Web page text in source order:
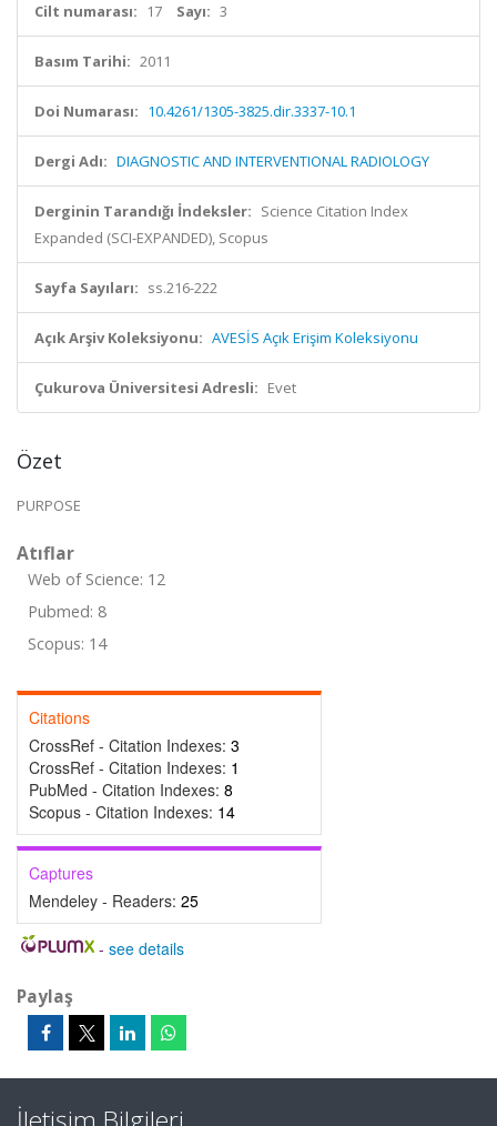
Cilt numarası: 17 Sayı: 3
Basım Tarihi: 2011
Doi Numarası: 10.4261/1305-3825.dir.3337-10.1
Dergi Adı: DIAGNOSTIC AND INTERVENTIONAL RADIOLOGY
Derginin Tarandığı İndeksler: Science Citation Index
Expanded (SCI-EXPANDED), Scopus
Sayfa Sayıları: ss.216-222
Açık Arşiv Koleksiyonu: AVESİS Açık Erişim Koleksiyonu
Çukurova Üniversitesi Adresli: Evet
Özet
PURPOSE
Atıflar
Web of Science: 12
Pubmed: 8
Scopus: 14
Citations
CrossRef - Citation Indexes: 3
CrossRef - Citation Indexes: 1
PubMed - Citation Indexes: 8
Scopus - Citation Indexes: 14
Captures
Mendeley - Readers: 25
- see details
Paylaş